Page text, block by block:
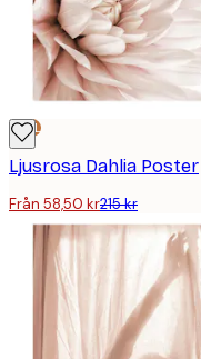
DEAL
Ljusrosa Dahlia Poster
Från 58,50 kr215 kr